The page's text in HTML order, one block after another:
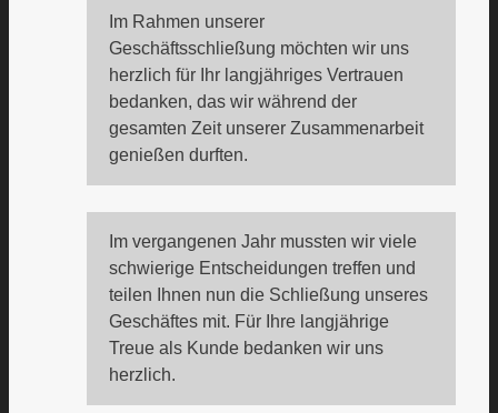
Im Rahmen unserer
Geschäftsschließung möchten wir uns
herzlich für Ihr langjähriges Vertrauen
bedanken, das wir während der
gesamten Zeit unserer Zusammenarbeit
genießen durften.
Im vergangenen Jahr mussten wir viele
schwierige Entscheidungen treffen und
teilen Ihnen nun die Schließung unseres
Geschäftes mit. Für Ihre langjährige
Treue als Kunde bedanken wir uns
herzlich.